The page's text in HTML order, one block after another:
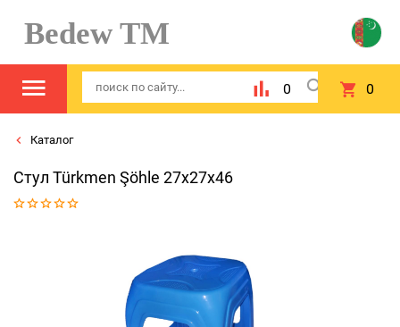
Bedew TM
0 0
Каталог
Стул Türkmen Şöhle 27x27x46